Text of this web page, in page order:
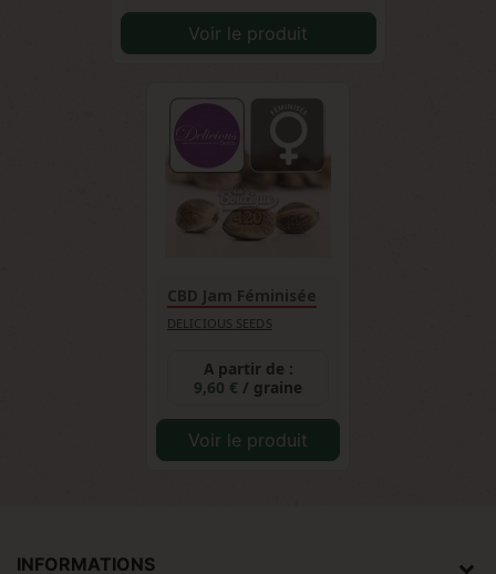
Voir le produit
CBD Jam Féminisée
DELICIOUS SEEDS
A partir de :
9,60 € / graine
Voir le produit
INFORMATIONS